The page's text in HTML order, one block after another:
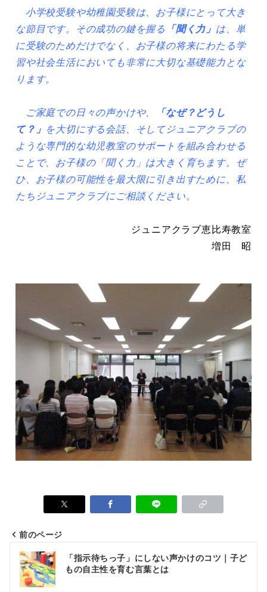
小学校受験や幼稚園受験は、お子様にとって大き
な節目です。その成功の鍵を握る
「聞く力」 は、単
に受験のためだけでなく、お子様の将来にわたる学
習や社会生活においても非常に大切な基礎能力とな
ります。
ご家庭での日々の声かけや、
「なぜ？どうし
て？」 を大切にする会話、そしてジュニアクラブの
ような専門的な幼児教室のサポートを組み合わせる
ことで、お子様の「聞く力」は大きく育ちます。ぜ
ひ、お子様の可能性を最大限に引き出すために、私
たちジュニアクラブにご相談ください。
ジュニアクラブ恵比寿教室
増田 昭
前のページ
「指示待ちっ子」にしない声かけのコツ｜子ど
もの自主性を育む言葉とは